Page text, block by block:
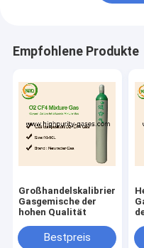
Empfohlene Produkte
Großhandelskalibrierungs-
Gasgemische der
hohen Qualität
Bestpreis